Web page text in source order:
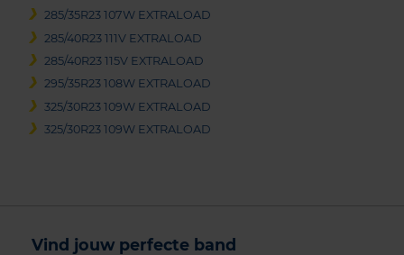
285/35R23 107W EXTRALOAD
285/40R23 111V EXTRALOAD
285/40R23 115V EXTRALOAD
295/35R23 108W EXTRALOAD
325/30R23 109W EXTRALOAD
325/30R23 109W EXTRALOAD
Vind jouw perfecte band